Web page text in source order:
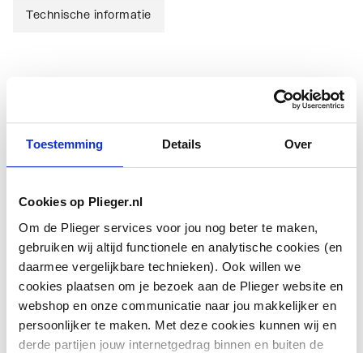
Toestemming Details Over
Cookies op Plieger.nl
Om de Plieger services voor jou nog beter te maken,
gebruiken wij altijd functionele en analytische cookies (en
daarmee vergelijkbare technieken). Ook willen we
cookies plaatsen om je bezoek aan de Plieger website en
webshop en onze communicatie naar jou makkelijker en
persoonlijker te maken. Met deze cookies kunnen wij en
derde partijen jouw internetgedrag binnen en buiten de
Technische informatie
Uitwendige
buisdiameter aansluiting
1
60.3
Uitwendige
buisdiameter aansluiting
33.7